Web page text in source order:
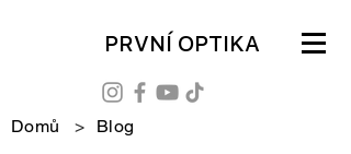
PRVNÍ OPTIKA
Domů > Blog